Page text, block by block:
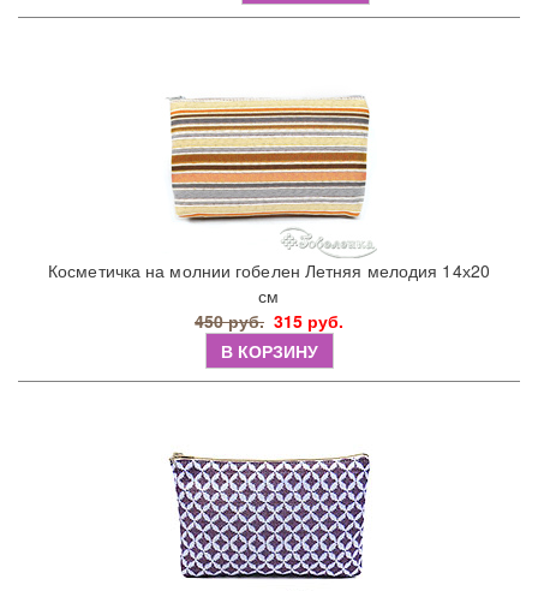
Косметичка на молнии гобелен Летняя мелодия 14х20
см
450 руб. 315 руб.
В КОРЗИНУ